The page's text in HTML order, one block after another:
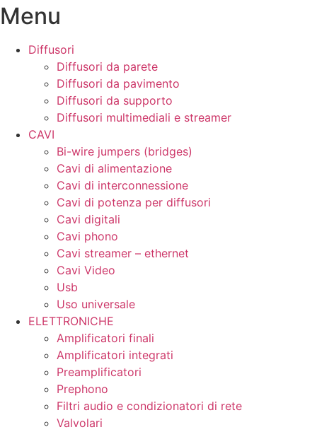
Menu
Diffusori
Diffusori da parete
Diffusori da pavimento
Diffusori da supporto
Diffusori multimediali e streamer
CAVI
Bi-wire jumpers (bridges)
Cavi di alimentazione
Cavi di interconnessione
Cavi di potenza per diffusori
Cavi digitali
Cavi phono
Cavi streamer – ethernet
Cavi Video
Usb
Uso universale
ELETTRONICHE
Amplificatori finali
Amplificatori integrati
Preamplificatori
Prephono
Filtri audio e condizionatori di rete
Valvolari